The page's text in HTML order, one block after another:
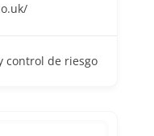
control de riesgo